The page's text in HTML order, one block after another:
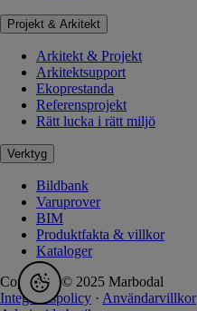
Projekt & Arkitekt
Arkitekt & Projekt
Arkitektsupport
Ekoprestanda
Referensprojekt
Rätt lucka i rätt miljö
Verktyg
Bildbank
Varuprover
BIM
Produktfakta & villkor
Kataloger
Copyright © 2025 Marbodal
Integritetspolicy · Användarvillkor